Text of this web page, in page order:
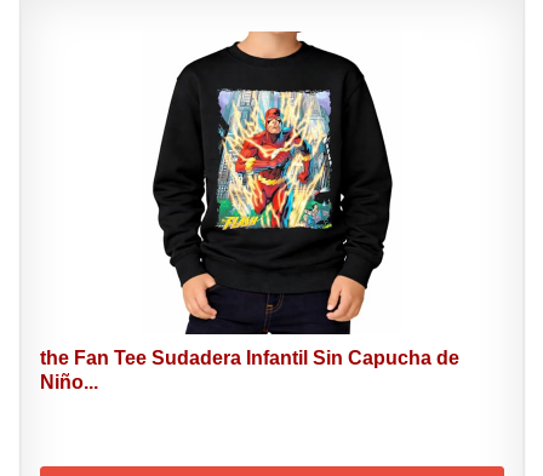
the Fan Tee Sudadera Infantil Sin Capucha de
Niño...